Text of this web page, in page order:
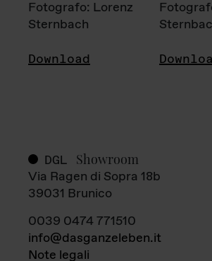
Fotografo: Lorenz
Sternbach
Download
DGL Showroom
Via Ragen di Sopra 18b
39031 Brunico
0039 0474 771510
info@dasganzeleben.it
Note legali